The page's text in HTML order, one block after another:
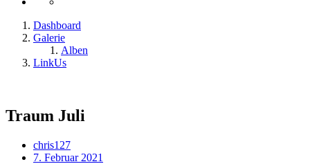
Dashboard
Galerie
Alben
LinkUs
Traum Juli
chris127
7. Februar 2021